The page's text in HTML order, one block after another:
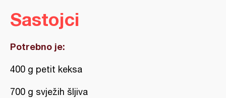
Sastojci
Potrebno je:
400 g petit keksa
700 g svježih šljiva